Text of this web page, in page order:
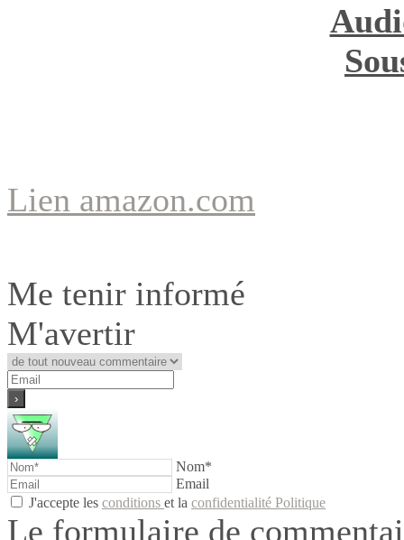
Lien amazon.com
Me tenir informé
M'avertir
Nom*
Email
J'accepte les conditions et la confidentialité Politique
Le formulaire de